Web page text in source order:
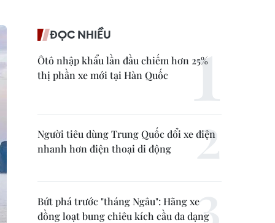
ĐỌC NHIỀU
Ôtô nhập khẩu lần đầu chiếm hơn 25%
thị phần xe mới tại Hàn Quốc
Người tiêu dùng Trung Quốc đổi xe điện
nhanh hơn điện thoại di động
Bứt phá trước "tháng Ngâu": Hãng xe
đồng loạt bung chiêu kích cầu đa dạng